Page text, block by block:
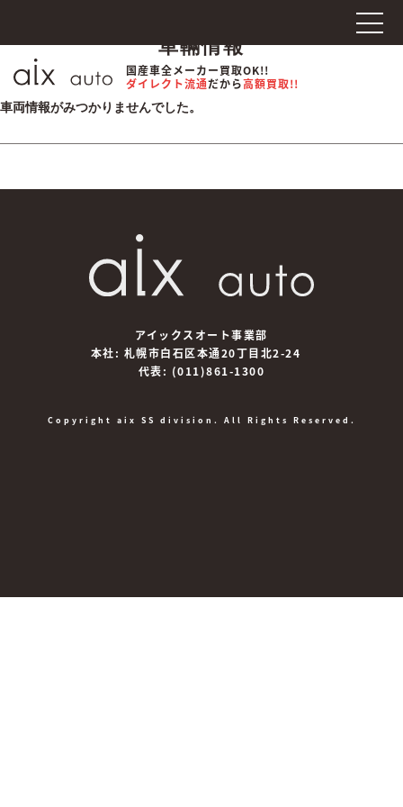
国産車全メーカー買取OK!!
ダイレクト流通だから高額買取!!
車輛情報
車両情報がみつかりませんでした。
アイックスオート事業部
本社: 札幌市白石区本通20丁目北2-24
代表: (011)861-1300
Copyright aix SS division. All Rights Reserved.